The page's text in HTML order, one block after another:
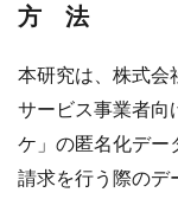
方 法
本研究は、株式会
サービス事業者向
ケ」の匿名化デー
請求を行う際のデ